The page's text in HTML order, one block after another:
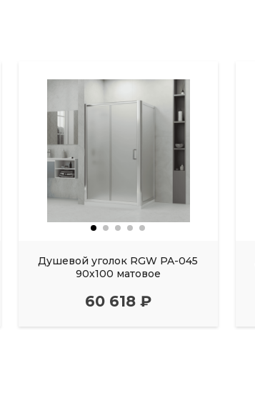
Душевой уголок RGW PA-045
90х100 матовое
60 618 ₽